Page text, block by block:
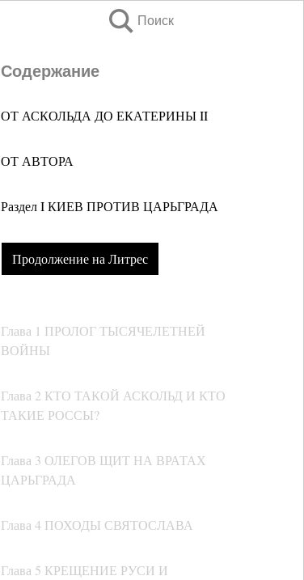
Поиск
Содержание
ОТ АСКОЛЬДА ДО ЕКАТЕРИНЫ II
ОТ АВТОРА
Раздел I КИЕВ ПРОТИВ ЦАРЬГРАДА
Продолжение на Литрес
Глава 1 ПРОЛОГ ТЫСЯЧЕЛЕТНЕЙ
ВОЙНЫ
Глава 2 КТО ТАКОЙ АСКОЛЬД И КТО
ТАКИЕ РОССЫ?
Глава 3 ОЛЕГОВ ЩИТ НА ВРАТАХ
ЦАРЬГРАДА
Глава 4 ПОХОДЫ СВЯТОСЛАВА
Глава 5 КРЕЩЕНИЕ РУСИ И